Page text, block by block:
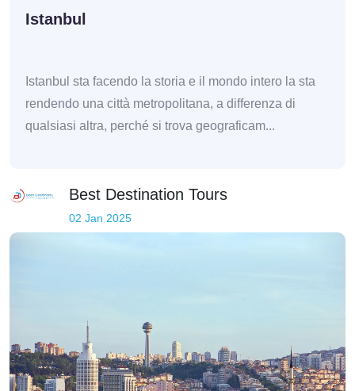
Istanbul
Istanbul sta facendo la storia e il mondo intero la sta
rendendo una città metropolitana, a differenza di
qualsiasi altra, perché si trova geograficam...
Best Destination Tours
02 Jan 2025